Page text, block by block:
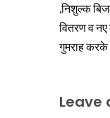
,निशुल्क
वितरण व
गुमराह करके
Leave